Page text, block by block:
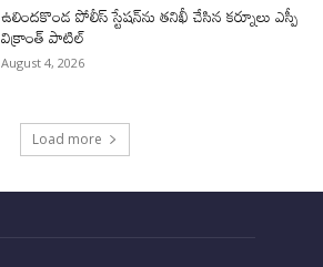
ఉలిందకొండ పోలీస్ స్టేషన్‌ను తనిఖీ చేసిన కర్నూలు ఎస్పీ
విక్రాంత్ పాటిల్
August 4, 2026
Load more